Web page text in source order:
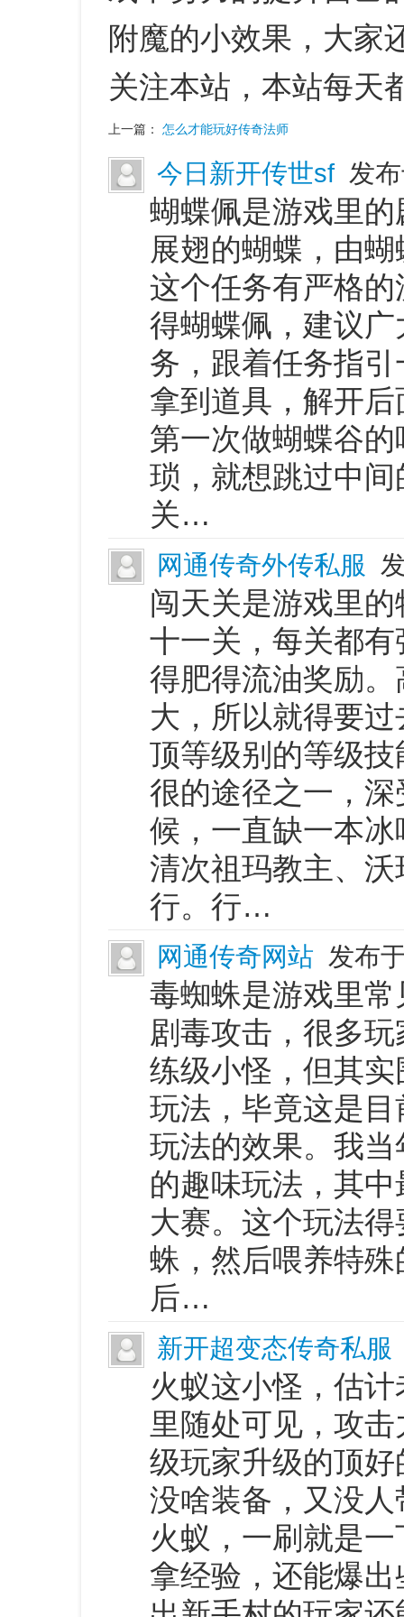
附魔的小效果，大家
关注本站，本站每天
上一篇： 怎么才能玩好传奇法师
今日新开传世sf 发
蝴蝶佩是游戏里
展翅的蝴蝶，由
这个任务有严格
得蝴蝶佩，建议
务，跟着任务指
拿到道具，解开
第一次做蝴蝶谷
琐，就想跳过中
关…
网通传奇外传私服
闯天关是游戏里
十一关，每关都
得肥得流油奖励
大，所以就得要
顶等级别的等级
很的途径之一，
候，一直缺一本
清次祖玛教主、
行。行…
网通传奇网站 发布
毒蜘蛛是游戏里
剧毒攻击，很多
练级小怪，但其
玩法，毕竟这是
玩法的效果。我
的趣味玩法，其
大赛。这个玩法
蛛，然后喂养特
后…
新开超变态传奇私服
火蚁这小怪，估
里随处可见，攻
级玩家升级的顶
没啥装备，又没
火蚁，一刷就是
拿经验，还能爆